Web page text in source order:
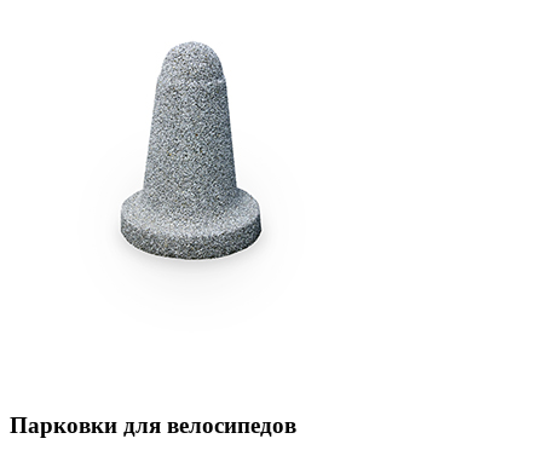
Парковки для велосипедов